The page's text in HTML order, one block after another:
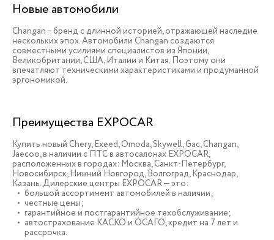
Новые автомобили
Changan – бренд с длинной историей, отражающей наследие
нескольких эпох. Автомобили Changan создаются
совместными усилиями специалистов из Японии,
Великобритании, США, Италии и Китая. Поэтому они
впечатляют техническими характеристиками и продуманной
эргономикой.
Преимущества EXPOCAR
Купить новый Chery, Exeed, Omoda, Skywell, Gac, Changan,
Jaecoo, в наличии c ПТС в автосалонах EXPOCAR,
расположенных в городах: Москва, Санкт-Петербург,
Новосибирск, Нижний Новгород, Волгоград, Краснодар,
Казань. Дилерские центры EXPOCAR — это:
большой ассортимент автомобилей в наличии;
честные цены;
гарантийное и постгарантийное техобслуживание;
автострахование КАСКО и ОСАГО, кредит на 7 лет и
рассрочка.